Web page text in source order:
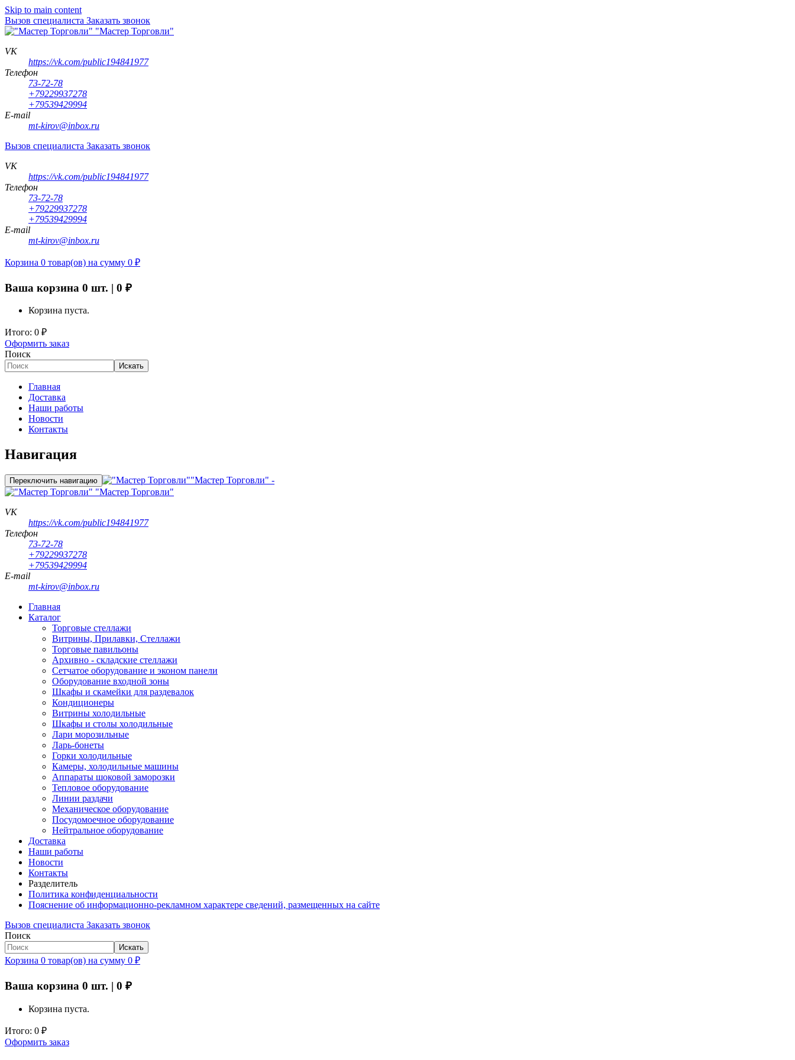
Skip to main content
Вызов специалиста Заказать звонок
"Мастер Торговли"
VK
https://vk.com/public194841977
Телефон
73-72-78
+79229937278
+79539429994
E-mail
mt-kirov@inbox.ru
Вызов специалиста Заказать звонок
VK
https://vk.com/public194841977
Телефон
73-72-78
+79229937278
+79539429994
E-mail
mt-kirov@inbox.ru
Корзина 0 товар(ов) на сумму 0 ₽
Ваша корзина 0 шт. | 0 ₽
Корзина пуста.
Итого: 0 ₽
Оформить заказ
Поиск
Искать
Главная
Доставка
Наши работы
Новости
Контакты
Навигация
Переключить навигацию
"Мастер Торговли" -
"Мастер Торговли"
VK
https://vk.com/public194841977
Телефон
73-72-78
+79229937278
+79539429994
E-mail
mt-kirov@inbox.ru
Главная
Каталог
Торговые стеллажи
Витрины, Прилавки, Стеллажи
Торговые павильоны
Архивно - складские стеллажи
Сетчатое оборудование и эконом панели
Оборудование входной зоны
Шкафы и скамейки для раздевалок
Кондиционеры
Витрины холодильные
Шкафы и столы холодильные
Лари морозильные
Ларь-бонеты
Горки холодильные
Камеры, холодильные машины
Аппараты шоковой заморозки
Тепловое оборудование
Линии раздачи
Механическое оборудование
Посудомоечное оборудование
Нейтральное оборудование
Доставка
Наши работы
Новости
Контакты
Разделитель
Политика конфиденциальности
Пояснение об информационно-рекламном характере сведений, размещенных на сайте
Вызов специалиста Заказать звонок
Поиск
Искать
Корзина 0 товар(ов) на сумму 0 ₽
Ваша корзина 0 шт. | 0 ₽
Корзина пуста.
Итого: 0 ₽
Оформить заказ